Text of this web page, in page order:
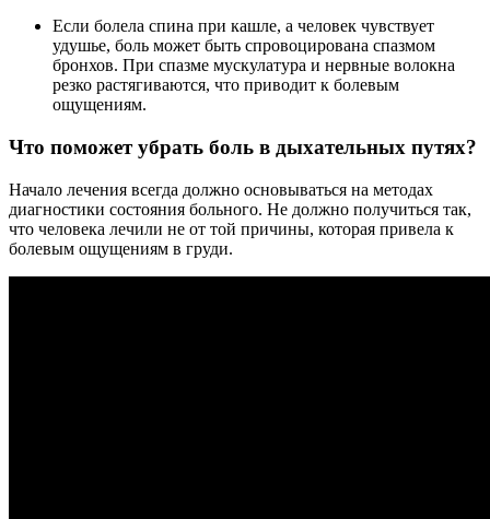
Если болела спина при кашле, а человек чувствует
удушье, боль может быть спровоцирована спазмом
бронхов. При спазме мускулатура и нервные волокна
резко растягиваются, что приводит к болевым
ощущениям.
Что поможет убрать боль в дыхательных путях?
Начало лечения всегда должно основываться на методах
диагностики состояния больного. Не должно получиться так,
что человека лечили не от той причины, которая привела к
болевым ощущениям в груди.